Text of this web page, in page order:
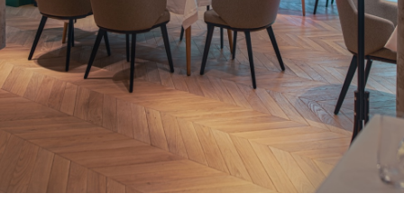
ACABADOS
SISTEMAS
EMPRESA
SERVICIOS
TODOS LOS PROYECTOS
CONTACTOS